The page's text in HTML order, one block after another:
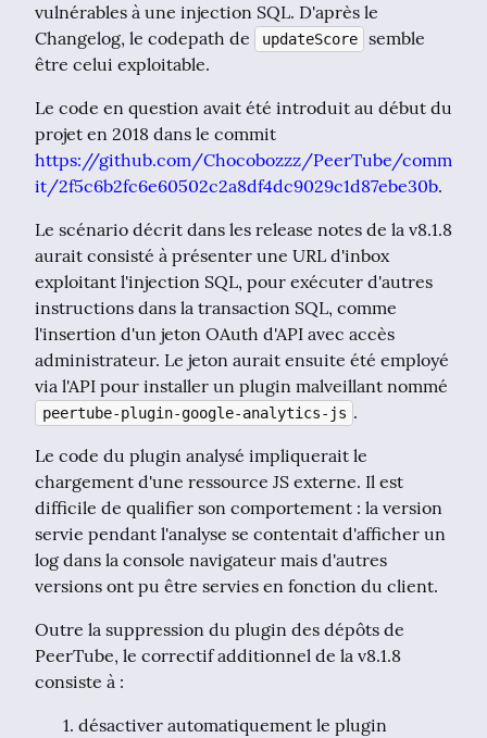
vulnérables à une injection SQL. D'après le
Changelog, le codepath de
updateScore
semble
être celui exploitable.
Le code en question avait été introduit au début du
https://github.com/Chocobozzz/PeerTube/comm
it/2f5c6b2fc6e60502c2a8df4dc9029c1d87ebe30b.
Le scénario décrit dans les release notes de la v8.1.8
aurait consisté à présenter une URL d'inbox
exploitant l'injection SQL, pour exécuter d'autres
instructions dans la transaction SQL, comme
l'insertion d'un jeton OAuth d'API avec accès
administrateur. Le jeton aurait ensuite été employé
peertube-plugin-google-analytics-js .
Le code du plugin analysé impliquerait le
chargement d'une ressource JS externe. Il est
difficile de qualifier son comportement : la version
servie pendant l'analyse se contentait d'afficher un
log dans la console navigateur mais d'autres
versions ont pu être servies en fonction du client.
Outre la suppression du plugin des dépôts de
PeerTube, le correctif additionnel de la v8.1.8
consiste à :
désactiver automatiquement le plugin